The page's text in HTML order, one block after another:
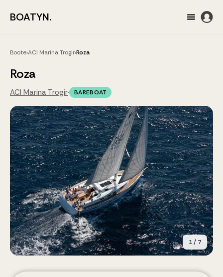
BOATYN.
Boote›ACI Marina Trogir›Roza
Roza
ACI Marina Trogir· BAREBOAT
1/ 7